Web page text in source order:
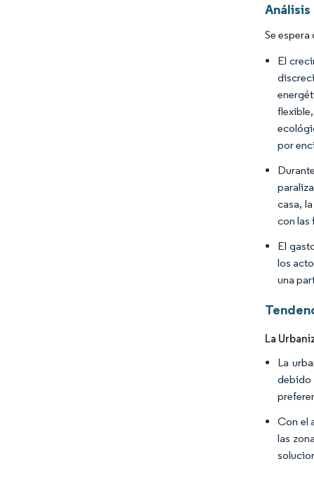
Se
El
por
casa,
con las
El
los
una
La
La
debido
Con el
las